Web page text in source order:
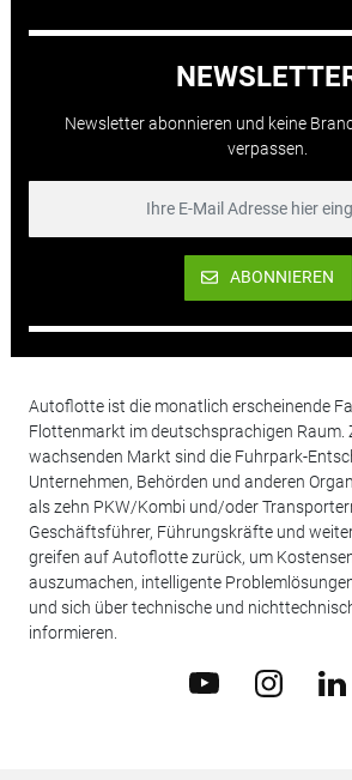
Newsletter abonnieren und keine
verpassen.
ABONNIEREN
Autoflotte ist die monatlich erscheinende
Flottenmarkt im deutschsprachigen Raum.
wachsenden Markt sind die Fuhrpark-
Unternehmen, Behörden und anderen
als zehn PKW/Kombi und/oder
Geschäftsführer, Führungskräfte und
greifen auf Autoflotte zurück, um
auszumachen, intelligente
und sich über technische und
informieren.